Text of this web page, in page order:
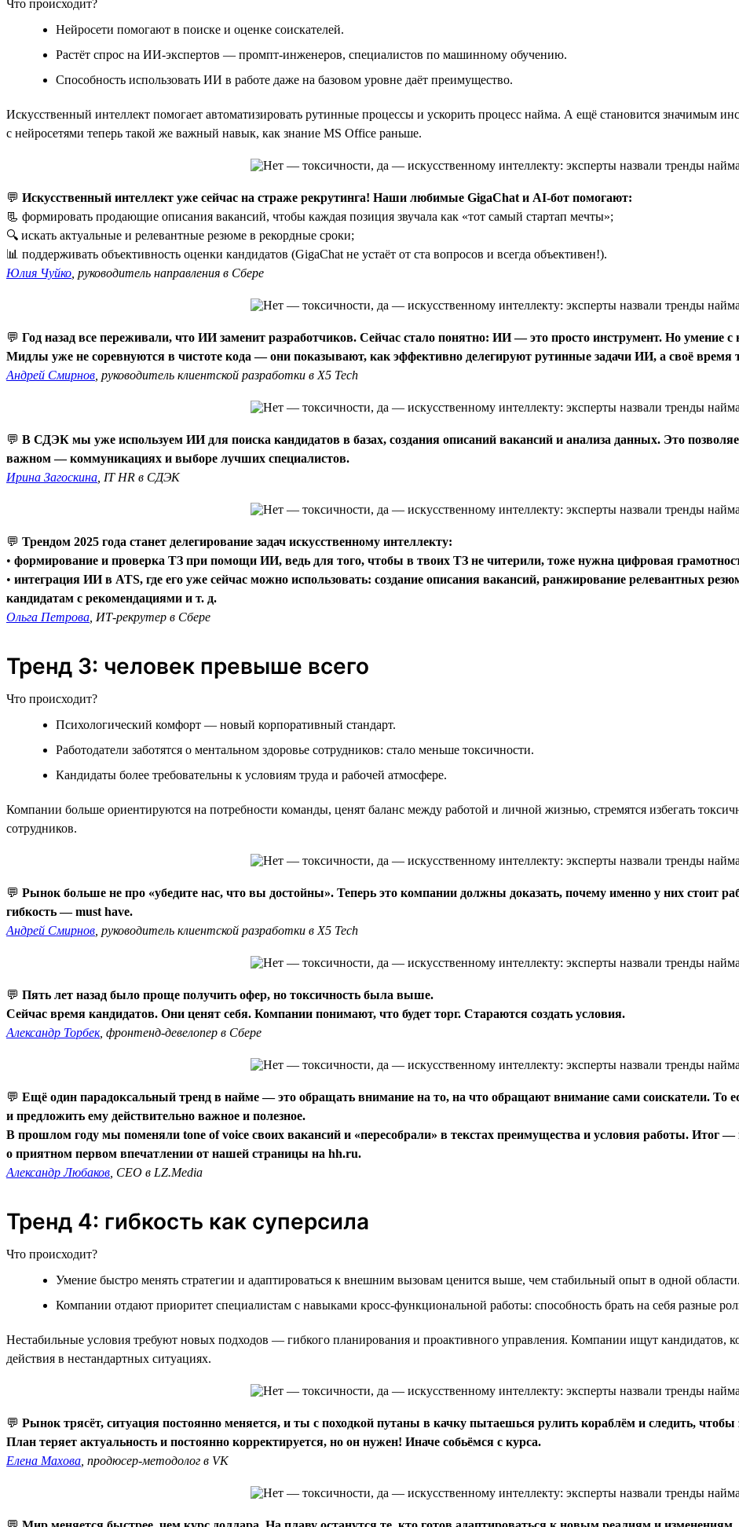
Что происходит?
Нейросети помогают в поиске и оценке соискателей.
Растёт спрос на ИИ-экспертов — промпт-инженеров, специалистов по машинному обучению.
Способность использовать ИИ в работе даже на базовом уровне даёт преимущество.
Искусственный интеллект помогает автоматизировать рутинные процессы и ускорить процесс найма. А ещё становится значимым
с нейросетями теперь такой же важный навык, как знание MS Office раньше.
💬 Искусственный интеллект уже сейчас на страже рекрутинга! Наши любимые GigaChat и AI-бот помогают:
📃 формировать продающие описания вакансий, чтобы каждая позиция звучала как «тот самый стартап мечты»;
🔍 искать актуальные и релевантные резюме в рекордные сроки;
📊 поддерживать объективность оценки кандидатов (GigaChat не устаёт от ста вопросов и всегда объективен!).
Юлия Чуйко , руководитель направления в Сбере
💬 Год назад все переживали, что ИИ заменит разработчиков. Сейчас стало понятно: ИИ — это просто инструмент. Но умение
Мидлы уже не соревнуются в чистоте кода — они показывают, как эффективно делегируют рутинные задачи ИИ, а своё время
Андрей Смирнов , руководитель клиентской разработки в X5 Tech
💬 В СДЭК мы уже используем ИИ для поиска кандидатов в базах, создания описаний вакансий и анализа данных. Это
важном — коммуникациях и выборе лучших специалистов.
Ирина Загоскина , IT HR в СДЭК
💬 Трендом 2025 года станет делегирование задач искусственному интеллекту:
• формирование и проверка ТЗ при помощи ИИ, ведь для того, чтобы в твоих ТЗ не читерили, тоже нужна цифровая
• интеграция ИИ в ATS, где его уже сейчас можно использовать: создание описания вакансий, ранжирование релевантных
кандидатам с рекомендациями и т. д.
Ольга Петрова , ИТ-рекрутер в Сбере
Тренд 3: человек превыше всего
Что происходит?
Психологический комфорт — новый корпоративный стандарт.
Работодатели заботятся о ментальном здоровье сотрудников: стало меньше токсичности.
Кандидаты более требовательны к условиям труда и рабочей атмосфере.
Компании больше ориентируются на потребности команды, ценят баланс между работой и личной жизнью, стремятся избегать
сотрудников.
💬 Рынок больше не про «убедите нас, что вы достойны». Теперь это компании должны доказать, почему именно у них стоит
гибкость — must have.
Андрей Смирнов , руководитель клиентской разработки в X5 Tech
💬 Пять лет назад было проще получить офер, но токсичность была выше.
Сейчас время кандидатов. Они ценят себя. Компании понимают, что будет торг. Стараются создать условия.
Александр Торбек, фронтенд-девелопер в Сбере
💬 Ещё один парадоксальный тренд в найме — это обращать внимание на то, на что обращают внимание сами соискатели. То
и предложить ему действительно важное и полезное.
В прошлом году мы поменяли tone of voice своих вакансий и «пересобрали» в текстах преимущества и условия работы. Итог —
о приятном первом впечатлении от нашей страницы на hh.ru.
Александр Любаков , CEO в LZ.Media
Тренд 4: гибкость как суперсила
Что происходит?
Умение быстро менять стратегии и адаптироваться к внешним вызовам ценится выше, чем стабильный опыт в одной области.
Компании отдают приоритет специалистам с навыками кросс-функциональной работы: способность брать на себя разные
Нестабильные условия требуют новых подходов — гибкого планирования и проактивного управления. Компании ищут кандидатов,
действия в нестандартных ситуациях.
💬 Рынок трясёт, ситуация постоянно меняется, и ты с походкой путаны в качку пытаешься рулить кораблём и следить, чтобы
План теряет актуальность и постоянно корректируется, но он нужен! Иначе собьёмся с курса.
Елена Махова , продюсер-методолог в VK